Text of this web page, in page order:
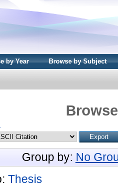
by Year Browse by Subject
Group by: No
Thesis